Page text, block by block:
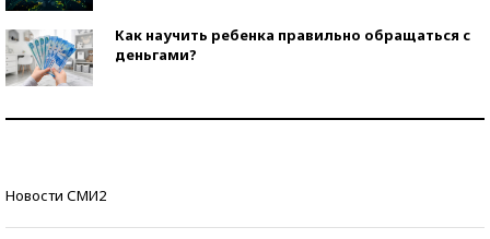
Как научить ребенка правильно обращаться с
деньгами?
Новости СМИ2